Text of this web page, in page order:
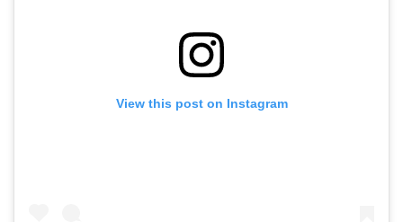
View this post on Instagram